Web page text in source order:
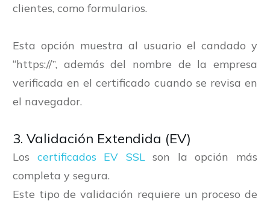
clientes, como formularios.
Esta opción muestra al usuario el candado y
“https://”, además del nombre de la empresa
verificada en el certificado cuando se revisa en
el navegador.
3. Validación Extendida (EV)
Los certificados EV SSLson la opción más
completa y segura.
Este tipo de validación requiere un proceso de